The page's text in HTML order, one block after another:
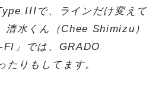
IIIで、ラインだけ変えて
清水くん（Chee Shimizu）
」では、GRADO
りもしてます。